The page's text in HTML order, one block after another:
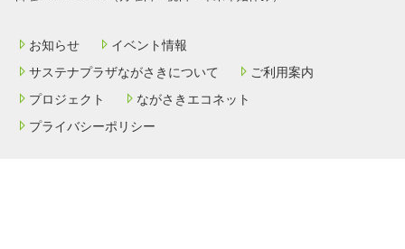
お知らせ
イベント情報
サステナプラザながさきについて
ご利用案内
プロジェクト
ながさきエコネット
プライバシーポリシー